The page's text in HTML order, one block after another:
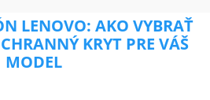
LENOVO: AKO VYBRAŤ
KRYT PRE VÁŠ
MODEL